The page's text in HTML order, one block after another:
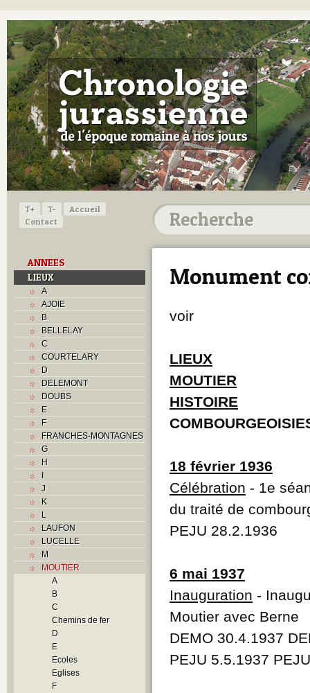
T+ T-
Accueil
Contact
ANNEES
LIEUX
A
AJOIE
B
BELLELAY
C
COURTELARY
D
DELEMONT
DOUBS
E
F
FRANCHES-MONTAGNES
G
H
I
J
K
L
LAUFON
LUCELLE
M
MOUTIER
A
B
C
Chemins de fer
D
E
Ecoles
Eglises
F
Monument
voir
LIEUX
MOUTIER
HISTOIRE
18 février 1936
Célébration - 1e
du traité de
PEJU 28.2.1936
6 mai 1937
Inauguration -
Moutier avec Berne
DEMO 30.4.1937
PEJU 5.5.1937